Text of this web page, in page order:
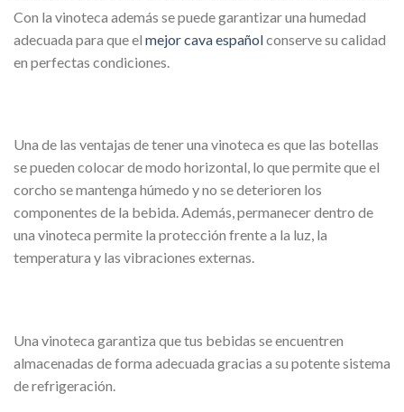
Con la vinoteca además se puede garantizar una humedad
adecuada para que el mejor cava españolconserve su calidad
en perfectas condiciones.
Una de las ventajas de tener una vinoteca es que las botellas
se pueden colocar de modo horizontal, lo que permite que el
corcho se mantenga húmedo y no se deterioren los
componentes de la bebida. Además, permanecer dentro de
una vinoteca permite la protección frente a la luz, la
temperatura y las vibraciones externas.
Una vinoteca garantiza que tus bebidas se encuentren
almacenadas de forma adecuada gracias a su potente sistema
de refrigeración.